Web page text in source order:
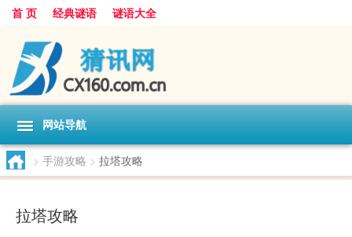
首 页 经典谜语 谜语大全
网站导航
> 手游攻略 > 拉塔攻略
拉塔攻略